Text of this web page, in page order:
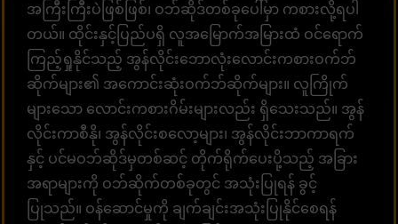
အကြီးကြီးပဲဖြစ်ဖြစ်၊ ဝဘ်ဆိုဒ်တစ်ခုပေါ်မှာ ကစားလို့ရပါ
တယ်။ ထိုင်းနှင့်ပြည်ပရှိ လူအမြောက်အမြားထံ ဝင်ရောက်
ကြည့်ရှုနိုင်သည့် အွန်လိုင်းဘောလုံးလောင်းကစားဝက်ဘ်
ဆိုက်များ၏ အကောင်းဆုံးဝက်ဘ်ဆိုက်များ။ လူကြိုက်
များသော လောင်းကစားဂိမ်းများလည်း ရှိသေးသည်။ အွန်
လိုင်းကာစီနို၊ အွန်လိုင်းစလော့များ၊ အွန်လိုင်းဘာကာရက်
နှင့် ပင်မဝဘ်ဆိုဒ်မှတစ်ဆင့် တိုက်ရိုက်ပေးပို့သည့် အခြား
အရာများကို ဝဘ်ဆိုက်တစ်ခုတွင် အသုံးပြုရန် ခွင့်
ပြုသည်။ ဝန်ဆောင်မှုကို ချက်ချင်းအသုံးပြုနိုင်စေရန်